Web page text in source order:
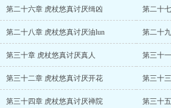
第二十六章 虎杖悠真讨厌缉凶 第二十
第二十八章 虎杖悠真讨厌油lun 第二十
第三十章 虎杖悠真讨厌真人 第三十
第三十二章 虎杖悠真讨厌开花 第三十
第三十四章 虎杖悠真讨厌禅院 第三十